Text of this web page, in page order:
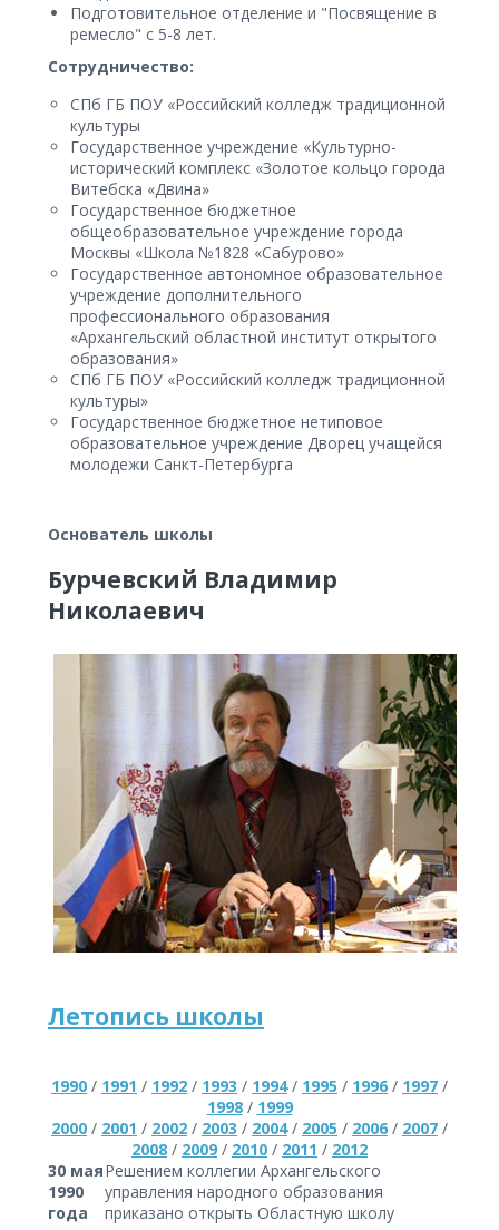
Подготовительное отделение и "Посвящение в
ремесло" с 5-8 лет.
Сотрудничество:
СПб ГБ ПОУ «Российский колледж традиционной
культуры
Государственное учреждение «Культурно-
исторический комплекс «Золотое кольцо города
Витебска «Двина»
Государственное бюджетное
общеобразовательное учреждение города
Москвы «Школа №1828 «Сабурово»
Государственное автономное образовательное
учреждение дополнительного
профессионального образования
«Архангельский областной институт открытого
образования»
СПб ГБ ПОУ «Российский колледж традиционной
культуры»
Государственное бюджетное нетиповое
образовательное учреждение Дворец учащейся
молодежи Санкт-Петербурга
Основатель школы
Бурчевский Владимир
Николаевич
Летопись школы
1990 / 1991 / 1992 / 1993 / 1994/ 1995 / 1996 / 1997 /
1998/ 1999
2000 / 2001 / 2002 / 2003 / 2004/ 2005 / 2006 / 2007 /
2008 / 2009 / 2010 / 2011 / 2012
30 мая
1990
года
Решением коллегии Архангельского
управления народного образования
приказано открыть Областную школу